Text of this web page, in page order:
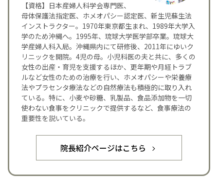
【資格】日本産婦人科学会専門医、
母体保護法指定医、ホメオパシー認定医、新生児蘇生法
インストラクター。1970年東京都生まれ、1989年大学入
学のため沖縄へ。1995年、琉球大学医学部卒業。琉球大
学産婦人科入局。沖縄県内にて研修後、2011年にゆいク
リニックを開院。4児の母。小児科医の夫と共に、多くの
女性の出産・育児を支援するほか、更年期や月経トラブ
ルなど女性のための治療を行い、ホメオパシーや栄養療
法やプラセンタ療法などの自然療法も積極的に取り入れ
ている。特に、小麦や砂糖、乳製品、食品添加物を一切
使わない食事をクリニックで提供するなど、食事療法の
重要性を説いている。
院長紹介ページはこちら